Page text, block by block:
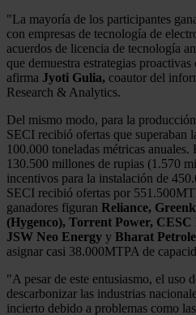
"La mayoría de los participantes
con empresas de tecnología de
acuerdos de licencia de tecnología
que demuestra estrategias
afirma Jyoti Gulia, coautor del
Research & Analytics.
Del mismo modo, para la
SECI recibió ofertas que superaban
100.000 toneladas métricas
130.500 millones de rupias (1.570
incentivos para la instalación de
SECI recibió ofertas por
ganadores figuran Reliance,
(Hygenco), Torrent Power,
JSW Neo Energy y Bharat
asignar casi 38.000MTPA de
"A pesar de este entusiasmo, el uso
descarbonizar las industrias
incierto debido a problemas como